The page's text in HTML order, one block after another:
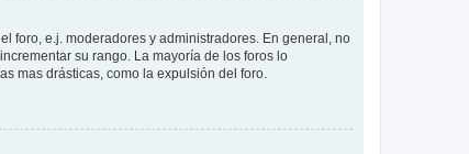
foro, e.j. moderadores y administradores. En general, no
su rango. La mayoría de los foros lo
mas drásticas, como la expulsión del foro.